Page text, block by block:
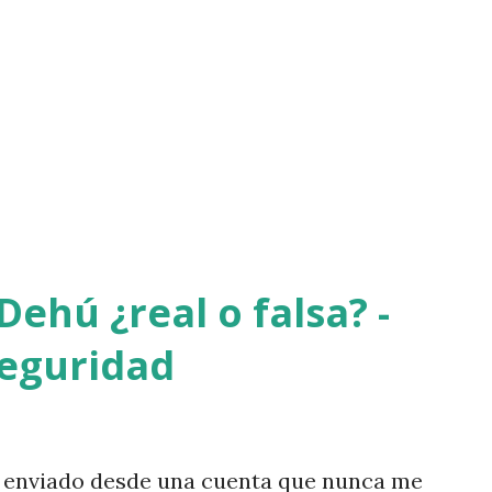
¿real o falsa? -
desde una cuenta que nunca me